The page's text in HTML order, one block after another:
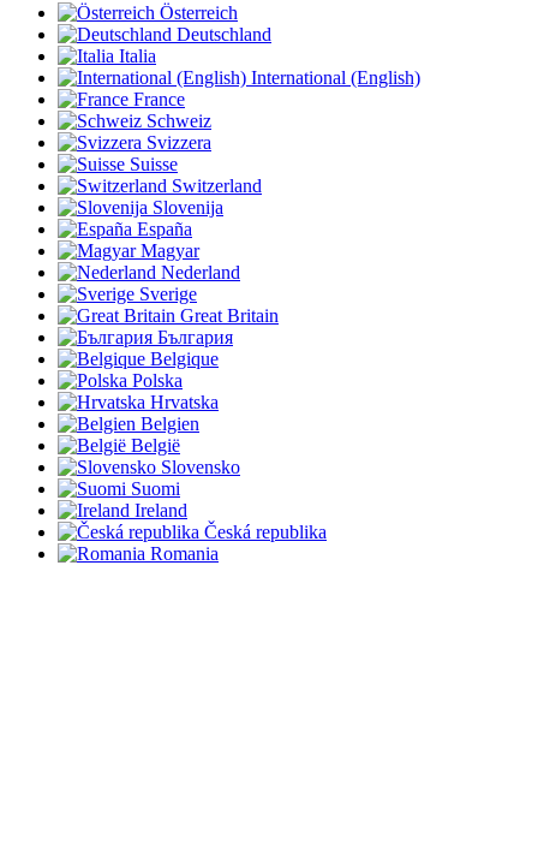
Österreich
Deutschland
Italia
International (English)
France
Schweiz
Svizzera
Suisse
Switzerland
Slovenija
España
Magyar
Nederland
Sverige
Great Britain
България
Belgique
Polska
Hrvatska
Belgien
België
Slovensko
Suomi
Ireland
Česká republika
Romania